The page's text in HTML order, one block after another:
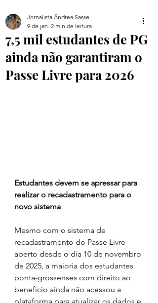
7,5 mil estudantes de PG
ainda não garantiram o
Passe Livre para 2026
Jornalista Ândrea Sasse
9 de jan. 2 min de leitura
Estudantes devem se apressar para
realizar o recadastramento para o
novo sistema
Mesmo com o sistema de
recadastramento do Passe Livre
aberto desde o dia 10 de novembro
de 2025, a maioria dos estudantes
ponta-grossenses com direito ao
benefício ainda não acessou a